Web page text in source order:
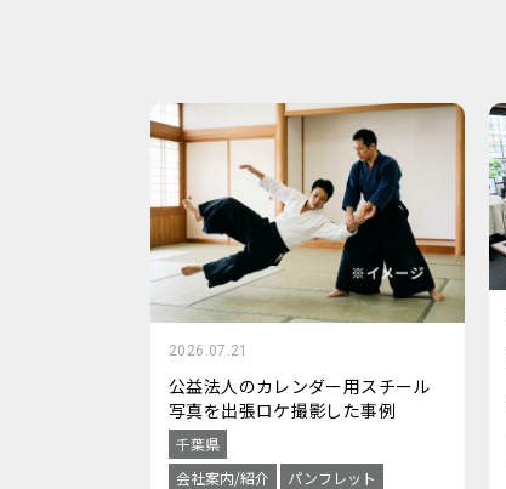
2026.07.21
公益法人のカレンダー用スチール
写真を出張ロケ撮影した事例
千葉県
会社案内/紹介
パンフレット